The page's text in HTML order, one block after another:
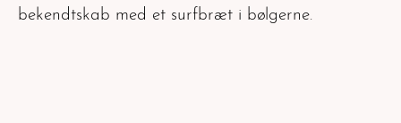
bekendtskab med et surfbræt i bølgerne.